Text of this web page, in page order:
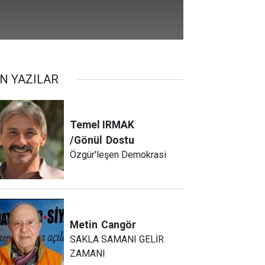
YAZILAR
Temel IRMAK
/Gönül
Dostu
Özgür'leşen Demokrasi
Metin Cangör
SAKLA SAMANI GELİR
ZAMANI